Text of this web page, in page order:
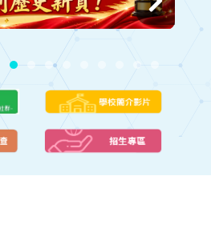
下